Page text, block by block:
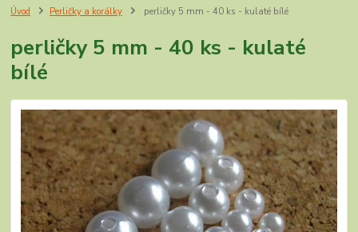
Úvod Perličky a korálky perličky 5 mm - 40 ks - kulaté bílé
perličky 5 mm - 40 ks - kulaté
bílé